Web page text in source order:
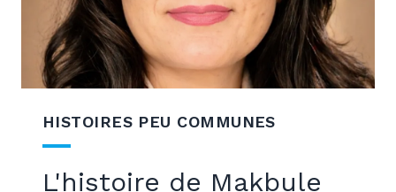
HISTOIRES PEU COMMUNES
L'histoire de Makbule